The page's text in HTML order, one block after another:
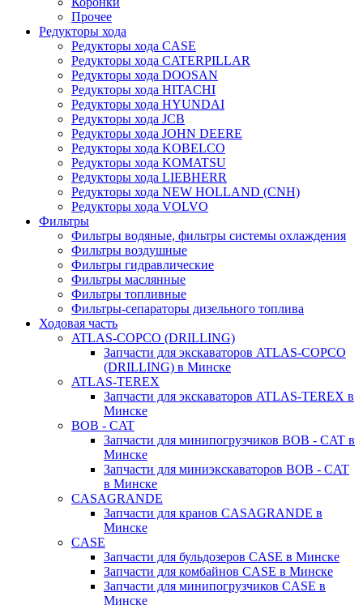
Прочее
Редукторы хода
Редукторы хода CASE
Редукторы хода CATERPILLAR
Редукторы хода DOOSAN
Редукторы хода HITACHI
Редукторы хода HYUNDAI
Редукторы хода JCB
Редукторы хода JOHN DEERE
Редукторы хода KOBELCO
Редукторы хода KOMATSU
Редукторы хода LIEBHERR
Редукторы хода NEW HOLLAND (CNH)
Редукторы хода VOLVO
Фильтры
Фильтры водяные, фильтры системы охлаждения
Фильтры воздушные
Фильтры гидравлические
Фильтры маслянные
Фильтры топливные
Фильтры-сепараторы дизельного топлива
Ходовая часть
ATLAS-COPCO (DRILLING)
Запчасти для экскаваторов ATLAS-COPCO
(DRILLING) в Минске
ATLAS-TEREX
Запчасти для экскаваторов ATLAS-TEREX в
Минске
BOB - CAT
Запчасти для минипогрузчиков BOB - CAT в
Минске
Запчасти для миниэкскаваторов BOB - CAT
в Минске
CASAGRANDE
Запчасти для кранов CASAGRANDE в
Минске
CASE
Запчасти для бульдозеров CASE в Минске
Запчасти для комбайнов CASE в Минске
Запчасти для минипогрузчиков CASE в
Минске